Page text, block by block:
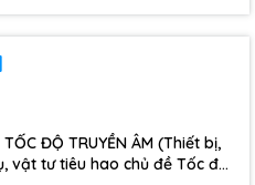
TỐC ĐỘ TRUYỀN ÂM (Thiết bị,
vật tư tiêu hao chủ đề Tốc độ